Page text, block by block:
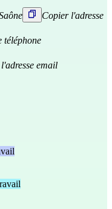
Copier l'adresse
téléphone
email